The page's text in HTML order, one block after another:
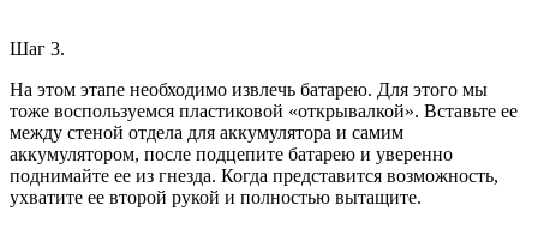
Шаг 3.
На этом этапе необходимо извлечь батарею. Для этого мы
тоже воспользуемся пластиковой «открывалкой». Вставьте ее
между стеной отдела для аккумулятора и самим
аккумулятором, после подцепите батарею и уверенно
поднимайте ее из гнезда. Когда представится возможность,
ухватите ее второй рукой и полностью вытащите.